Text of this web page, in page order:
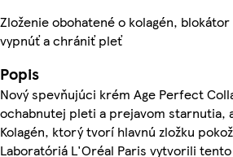
Zloženie obohatené o kolagén,
vypnúť a chrániť pleť
Popis
Nový spevňujúci krém Age Perfect
ochabnutej pleti a prejavom starnutia,
Kolagén, ktorý tvorí hlavnú zložku
Laboratóriá L'Oréal Paris vytvorili